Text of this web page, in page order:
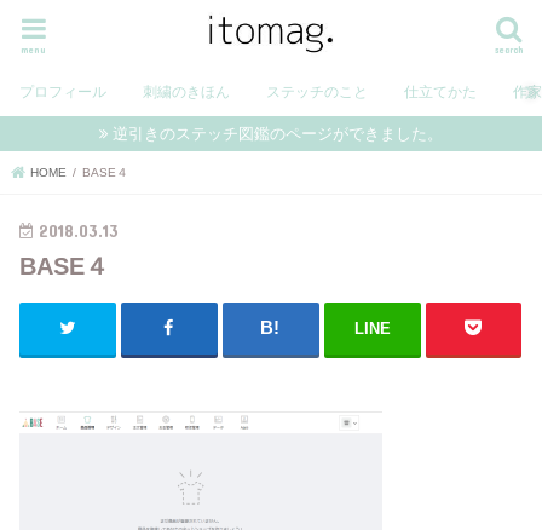
search
menu
プロフィール 刺繍のきほん ステッチのこと 仕立てかた 作
逆引きのステッチ図鑑のページができました。
HOME BASE４
2018.03.13
BASE４
LINE